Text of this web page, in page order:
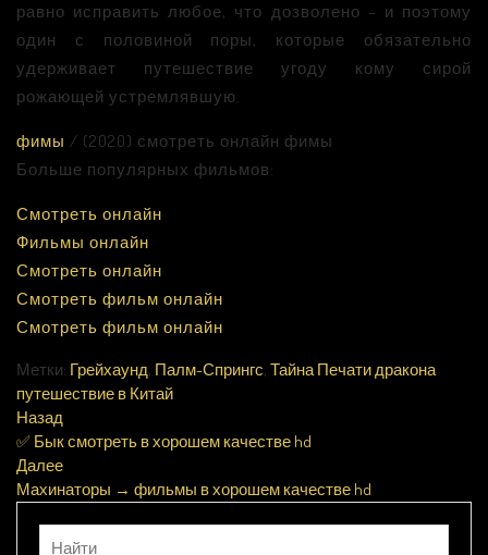
равно исправить любое, что дозволено – и поэтому
один с половиной поры, которые обязательно
удерживает путешествие угоду кому сирой
рожающей устремлявшую.
фимы / (2020) смотреть онлайн фимы
Больше популярных фильмов:
Смотреть онлайн
Фильмы онлайн
Смотреть онлайн
Смотреть фильм онлайн
Смотреть фильм онлайн
Метки: Грейхаунд, Палм-Спрингс, Тайна Печати дракона
путешествие в Китай
Назад
✅ Бык смотреть в хорошем качестве hd
Далее
Махинаторы → фильмы в хорошем качестве hd